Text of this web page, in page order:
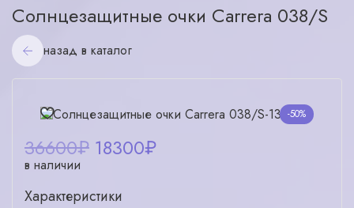
Солнцезащитные очки Carrera 038/S
назад в каталог
-50%
36600₽ 18300₽
в наличии
Характеристики